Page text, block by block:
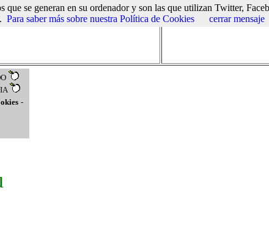
-
se generan en su ordenador y son las que utilizan Twitter,
Para saber más sobre nuestra Política de Cookies cerrar mensaje